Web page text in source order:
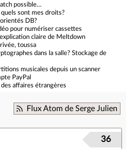
possible…
sont mes droits?
DB?
pour numériser cassettes
claire de Meltdown
toussa
dans la salle? Stockage de
musicales depuis un scanner
PayPal
affaires étrangères
Flux Atom de Serge Julien
36